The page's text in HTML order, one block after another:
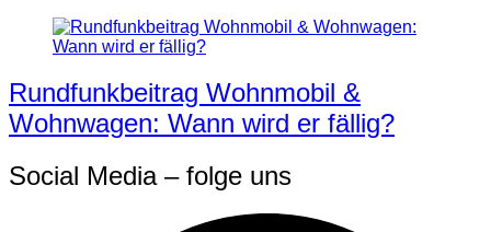
Rundfunkbeitrag Wohnmobil &
Wohnwagen: Wann wird er fällig?
Social Media – folge uns